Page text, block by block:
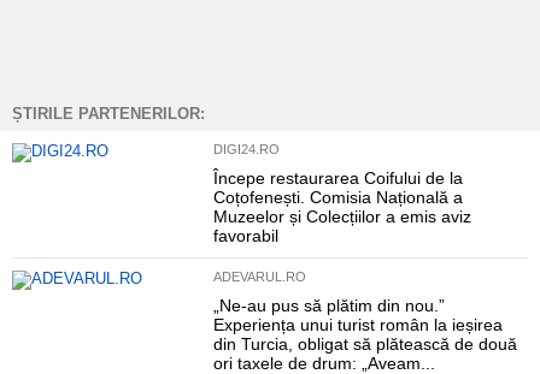
ȘTIRILE PARTENERILOR:
DIGI24.RO
Începe restaurarea Coifului de la
Coțofenești. Comisia Națională a
Muzeelor și Colecțiilor a emis aviz
favorabil
ADEVARUL.RO
„Ne-au pus să plătim din nou.”
Experiența unui turist român la ieșirea
din Turcia, obligat să plătească de două
ori taxele de drum: „Aveam...